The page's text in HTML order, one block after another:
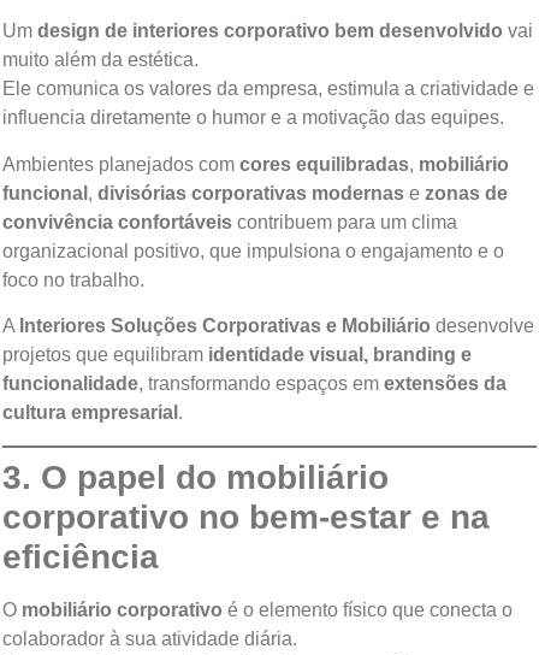
Um design de interiores corporativo bem desenvolvido vai
muito além da estética.
Ele comunica os valores da empresa, estimula a criatividade e
influencia diretamente o humor e a motivação das equipes.
Ambientes planejados com cores equilibradas, mobiliário
funcional , divisórias corporativas modernas e zonas de
convivência confortáveis contribuem para um clima
organizacional positivo, que impulsiona o engajamento e o
foco no trabalho.
A Interiores Soluções Corporativas e Mobiliário desenvolve
projetos que equilibram identidade visual, branding e
funcionalidade, transformando espaços em extensões da
cultura empresarial .
3. O papel do mobiliário
corporativo no bem-estar e na
eficiência
O mobiliário corporativo é o elemento físico que conecta o
colaborador à sua atividade diária.